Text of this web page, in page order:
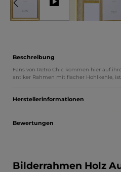
Beschreibung
Fans von Retro Chic kommen hier auf
antiker Rahmen mit flacher Hohlkehle,
Herstellerinformationen
Bewertungen
Bilderrahmen Holz